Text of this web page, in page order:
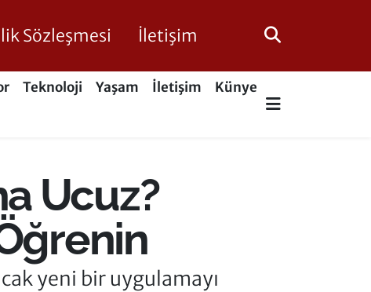
Sözleşmesi İletişim
Teknoloji Yaşam İletişim
Künye
Ucuz?
yeni bir uygulamayı